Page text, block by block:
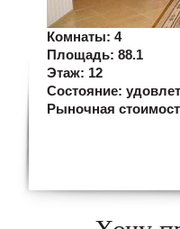
Комнаты: 4
Площадь: 88.1
Этаж: 12
Состояние:
Рыночная